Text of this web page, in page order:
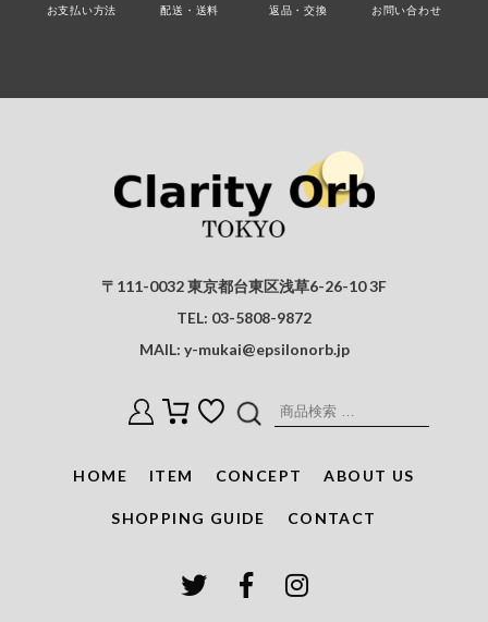
お支払い方法 配送・送料 返品・交換 お問い合わせ
〒111-0032 東京都台東区浅草6-26-10 3F
TEL: 03-5808-9872
MAIL: y-mukai@epsilonorb.jp
検
対
HOME ITEM CONCEPT ABOUT US
SHOPPING GUIDE CONTACT